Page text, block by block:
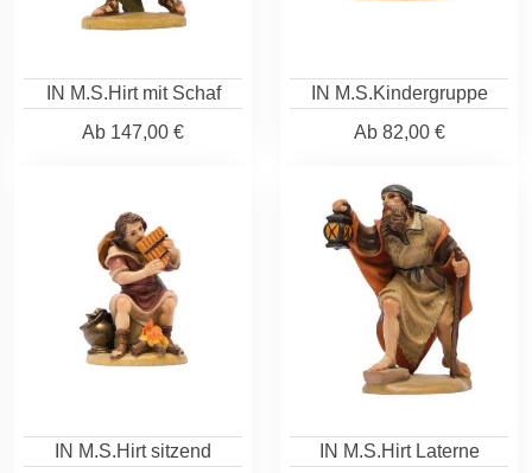
IN M.S.Hirt mit Schaf
Ab 147,00 €
IN M.S.Kindergruppe
Ab82,00 €
IN M.S.Hirt sitzend
IN M.S.Hirt Laterne